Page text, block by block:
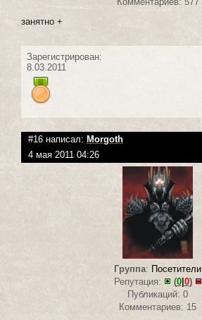
занятно +
Зарегистрирован:
8.03.2011
#16 написал: Morgoth
4 мая 2011 04:26
Группа: Посетители
Репутация:
(0| 0)
Публикаций: 0
Комментариев: 15